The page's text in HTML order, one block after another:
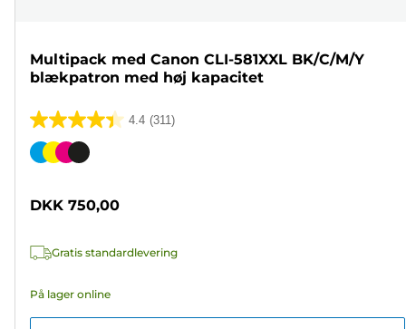
Multipack med Canon CLI-581XXL BK/C/M/Y
blækpatron med høj kapacitet
4.4 (311)
4.4
ud
stjerner.
anmeldelser
Farvepatron
DKK 750,00
Gratis standardlevering
På lager online